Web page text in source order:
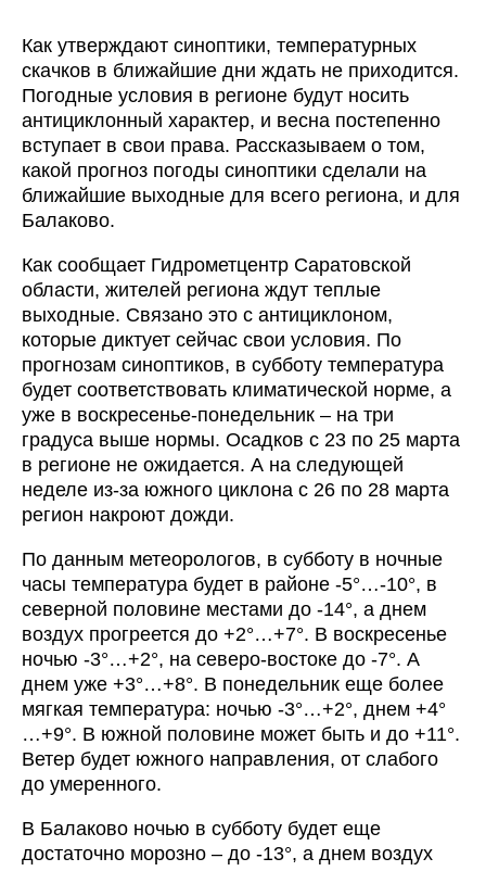
Как утверждают синоптики, температурных
скачков в ближайшие дни ждать не приходится.
Погодные условия в регионе будут носить
антициклонный характер, и весна постепенно
вступает в свои права. Рассказываем о том,
какой прогноз погоды синоптики сделали на
ближайшие выходные для всего региона, и для
Балаково.
Как сообщает Гидрометцентр Саратовской
области, жителей региона ждут теплые
выходные. Связано это с антициклоном,
которые диктует сейчас свои условия. По
прогнозам синоптиков, в субботу температура
будет соответствовать климатической норме, а
уже в воскресенье-понедельник – на три
градуса выше нормы. Осадков с 23 по 25 марта
в регионе не ожидается. А на следующей
неделе из-за южного циклона с 26 по 28 марта
регион накроют дожди.
По данным метеорологов, в субботу в ночные
часы температура будет в районе -5°…-10°, в
северной половине местами до -14°, а днем
воздух прогреется до +2°…+7°. В воскресенье
ночью -3°…+2°, на северо-востоке до -7°. А
днем уже +3°…+8°. В понедельник еще более
мягкая температура: ночью -3°…+2°, днем +4°
…+9°. В южной половине может быть и до +11°.
Ветер будет южного направления, от слабого
до умеренного.
В Балаково ночью в субботу будет еще
достаточно морозно – до -13°, а днем воздух